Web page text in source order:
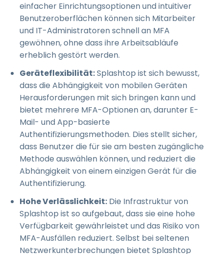
einfacher Einrichtungsoptionen und intuitiver
Benutzeroberflächen können sich Mitarbeiter
und IT-Administratoren schnell an MFA
gewöhnen, ohne dass ihre Arbeitsabläufe
erheblich gestört werden.
Geräteflexibilität:Splashtop ist sich bewusst,
dass die Abhängigkeit von mobilen Geräten
Herausforderungen mit sich bringen kann und
bietet mehrere MFA-Optionen an, darunter E-
Mail- und App-basierte
Authentifizierungsmethoden. Dies stellt sicher,
dass Benutzer die für sie am besten zugängliche
Methode auswählen können, und reduziert die
Abhängigkeit von einem einzigen Gerät für die
Authentifizierung.
Hohe Verlässlichkeit: Die Infrastruktur von
Splashtop ist so aufgebaut, dass sie eine hohe
Verfügbarkeit gewährleistet und das Risiko von
MFA-Ausfällen reduziert. Selbst bei seltenen
Netzwerkunterbrechungen bietet Splashtop